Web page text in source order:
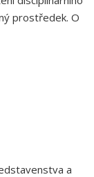
prostředek. O
a